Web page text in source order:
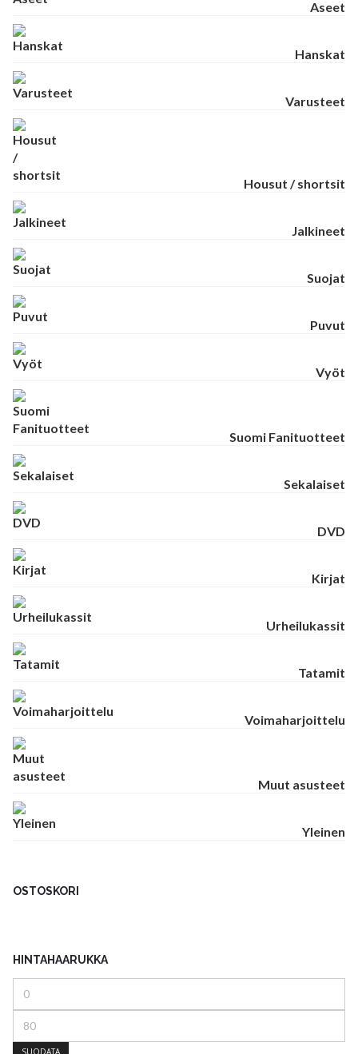
Aseet
Hanskat
Varusteet
Housut / shortsit
Jalkineet
Suojat
Puvut
Vyöt
Suomi Fanituotteet
Sekalaiset
DVD
Kirjat
Urheilukassit
Tatamit
Voimaharjoittelu
Muut asusteet
Yleinen
OSTOSKORI
HINTAHAARUKKA
SUODATA